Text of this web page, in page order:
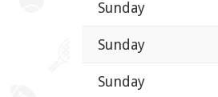
Sunday
Sunday
Sunday